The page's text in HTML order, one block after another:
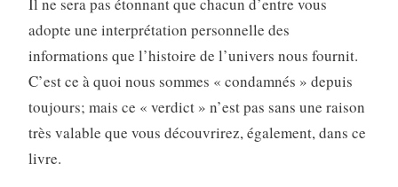
adopte une interprétation personnelle des
informations que l’histoire de l’univers nous fournit.
C’est ce à quoi nous sommes « condamnés » depuis
toujours; mais ce « verdict » n’est pas sans une raison
très valable que vous découvrirez, également, dans ce
livre.